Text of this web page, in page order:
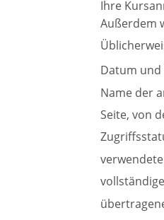
Ihre
Außerdem
Datum
Name der
Seite, von